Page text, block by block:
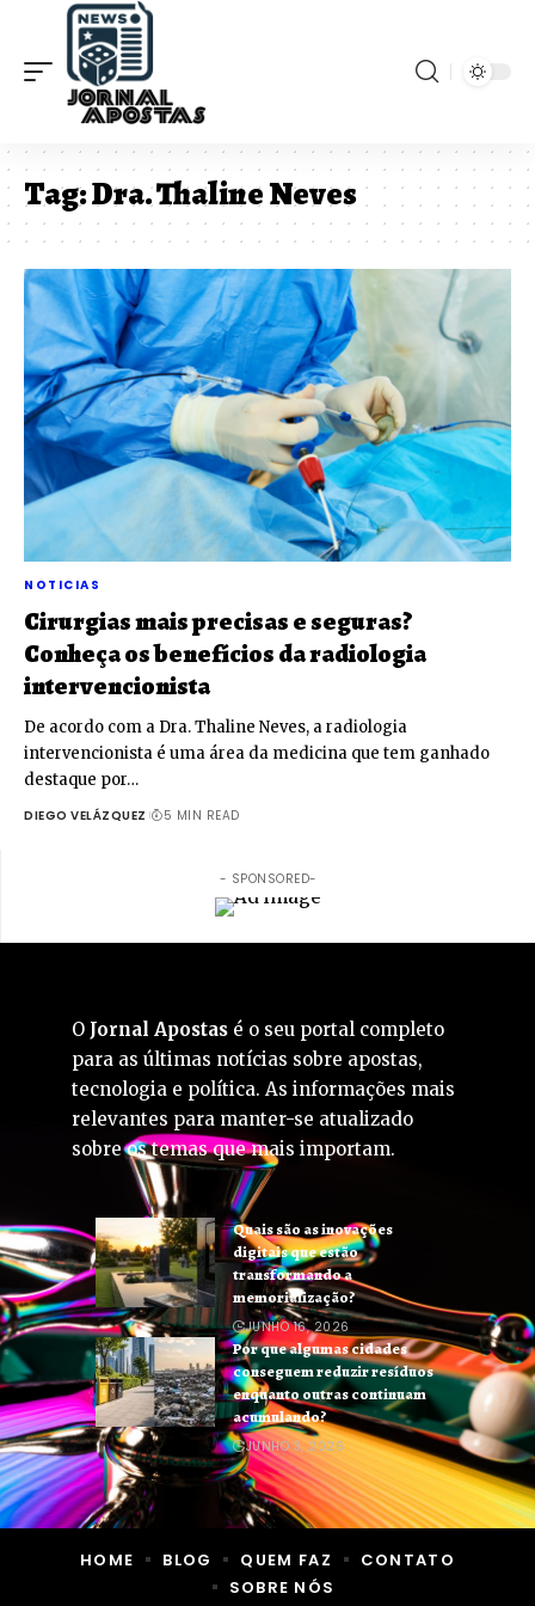
Tag:Dra. Thaline Neves
NOTICIAS
Cirurgias mais precisas e seguras?
Conheça os benefícios da radiologia
intervencionista
De acordo com a Dra. Thaline Neves, a radiologia
intervencionista é uma área da medicina que tem ganhado
destaque por…
DIEGO VELÁZQUEZ 5 MIN READ
- SPONSORED-
O Jornal Apostas é o seu portal completo
para as últimas notícias sobre apostas,
tecnologia e política. As informações mais
relevantes para manter-se atualizado
sobre os temas que mais importam.
Quais são as inovações
digitais que estão
transformando a
memorialização?
JUNHO 16, 2026
Por que algumas cidades
conseguem reduzir resíduos
enquanto outras continuam
acumulando?
JUNHO 3, 2026
HOME BLOG QUEM FAZ
CONTATO
SOBRE NÓS